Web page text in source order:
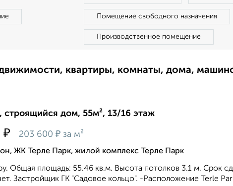
Помещение свободного назначения
Производственное помещение
квартиры, комнаты, дома,
строящийся дом, 55м², 13/16 этаж
₽ 203 600 ₽ за м²
ЖК Терле Парк, жилой комплекс Терле Парк
Общая площадь: 55.46 кв.м. Высота потолков 3.1 м. Срок
Застройщик ГК "Садовое кольцо". -Расположение Terle